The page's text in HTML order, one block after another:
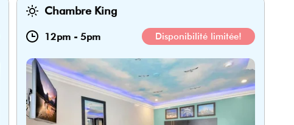
Chambre King
12pm - 5pm Disponibilité limitée!